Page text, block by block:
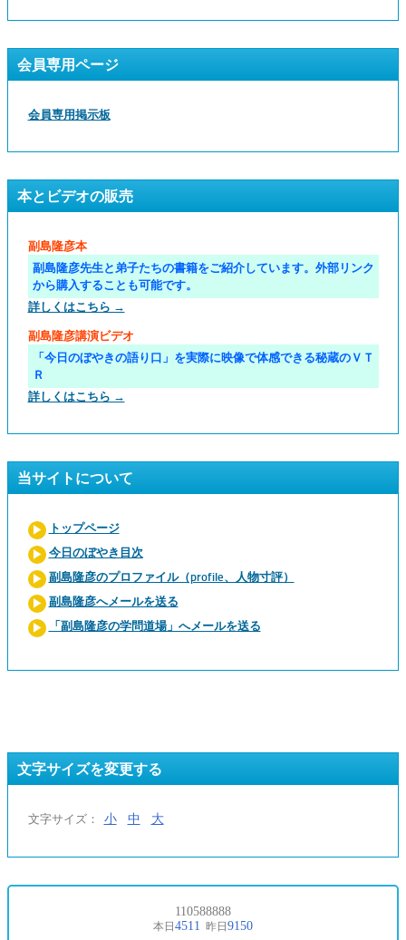
会員専用ページ
会員専用掲示板
本とビデオの販売
副島隆彦本
副島隆彦先生と弟子たちの書籍をご紹介しています。外部リンク
から購入することも可能です。
詳しくはこちら →
副島隆彦講演ビデオ
「今日のぼやきの語り口」を実際に映像で体感できる秘蔵のＶＴ
Ｒ
詳しくはこちら →
当サイトについて
トップページ
今日のぼやき目次
副島隆彦のプロファイル（profile、人物寸評）
副島隆彦へメールを送る
「副島隆彦の学問道場」へメールを送る
文字サイズを変更する
文字サイズ： 小 中 大